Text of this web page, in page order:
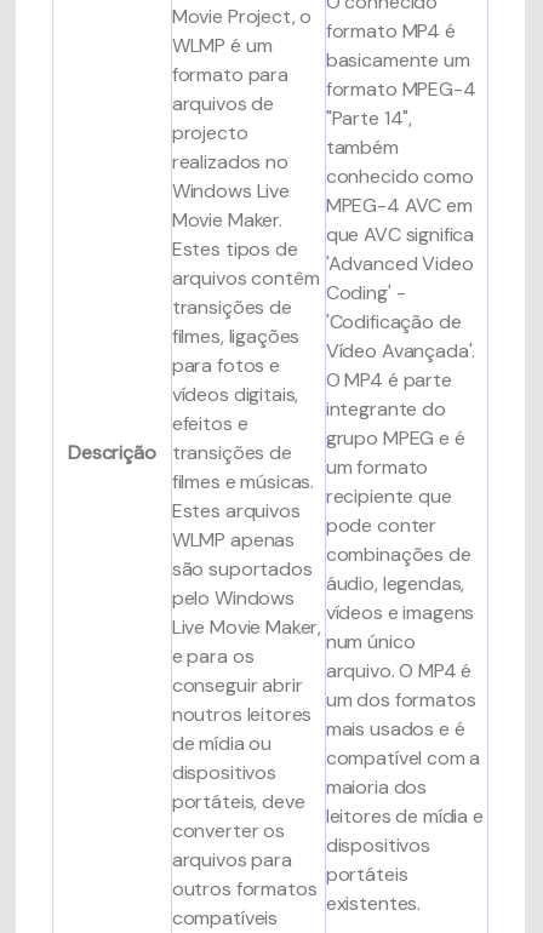
Descrição
Movie Project, o
WLMP é um
formato para
arquivos de
projecto
realizados no
Windows Live
Movie Maker.
Estes tipos de
arquivos contêm
transições de
filmes, ligações
para fotos e
vídeos digitais,
efeitos e
transições de
filmes e músicas.
Estes arquivos
WLMP apenas
são suportados
pelo Windows
Live Movie Maker,
e para os
conseguir abrir
noutros leitores
de mídia ou
dispositivos
portáteis, deve
converter os
arquivos para
outros formatos
compatíveis
formato MP4 é
basicamente um
formato MPEG-4
"Parte 14",
também
conhecido como
MPEG-4 AVC em
que AVC significa
'Advanced Video
Coding' -
'Codificação de
Vídeo Avançada'.
O MP4 é parte
integrante do
grupo MPEG e é
um formato
recipiente que
pode conter
combinações de
áudio, legendas,
vídeos e imagens
num único
arquivo. O MP4 é
um dos formatos
mais usados e é
compatível com a
maioria dos
leitores de mídia e
dispositivos
portáteis
existentes.